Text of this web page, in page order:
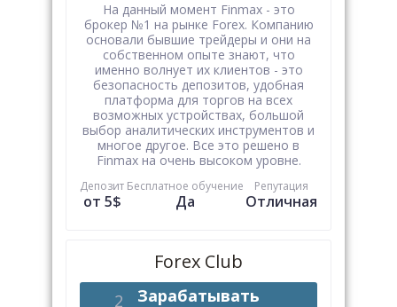
На данный момент Finmax - это
брокер №1 на рынке Forex. Компанию
основали бывшие трейдеры и они на
собственном опыте знают, что
именно волнует их клиентов - это
безопасность депозитов, удобная
платформа для торгов на всех
возможных устройствах, большой
выбор аналитических инструментов и
многое другое. Все это решено в
Finmax на очень высоком уровне.
Депозит
от 5$
Бесплатное обучение
Да
Репутация
Отличная
Forex Club
Зарабатывать